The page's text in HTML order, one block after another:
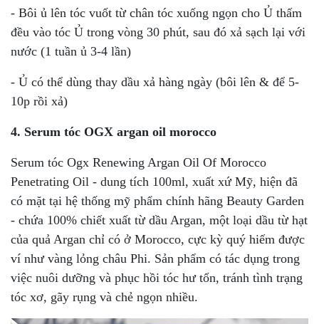
- Bôi ủ lên tóc vuốt từ chân tóc xuống ngọn cho Ủ thấm
đều vào tóc Ủ trong vòng 30 phút, sau đó xả sạch lại với
nước (1 tuần ủ 3-4 lần)
- Ủ có thể dùng thay dầu xả hàng ngày (bôi lên & để 5-
10p rồi xả)
4. Serum tóc OGX argan oil morocco
Serum tóc Ogx Renewing Argan Oil Of Morocco
Penetrating Oil - dung tích 100ml, xuất xứ Mỹ, hiện đã
có mặt tại hệ thống mỹ phẩm chính hãng Beauty Garden
- chứa 100% chiết xuất từ dầu Argan, một loại dầu từ hạt
của quả Argan chỉ có ở Morocco, cực kỳ quý hiếm được
ví như vàng lỏng châu Phi. Sản phẩm có tác dụng trong
việc nuôi dưỡng và phục hồi tóc hư tổn, tránh tình trạng
tóc xơ, gãy rụng và chẻ ngọn nhiều.